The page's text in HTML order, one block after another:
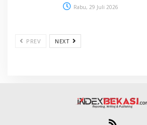
Rabu, 29 Juli 2026
PREV NEXT